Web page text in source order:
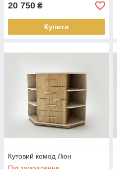
20 750 ₴
Купити
Кутовий комод Ліон